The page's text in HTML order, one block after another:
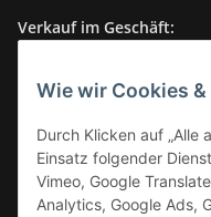
Wie wir Cookies
Durch Klicken auf „Alle
Einsatz folgender
Vimeo, Google
Analytics, Google Ads,
Verkauf im Geschäft:
Sa.: 10.00–13.30 Uhr
Verkauf im Onlineshop:
24/7
Informationen